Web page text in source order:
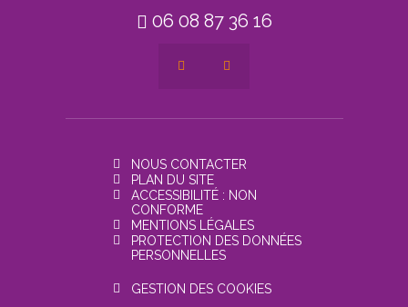
06 08 87 36 16
NOUS CONTACTER
PLAN DU SITE
ACCESSIBILITÉ : NON
CONFORME
MENTIONS LÉGALES
PROTECTION DES DONNÉES
PERSONNELLES
GESTION DES COOKIES